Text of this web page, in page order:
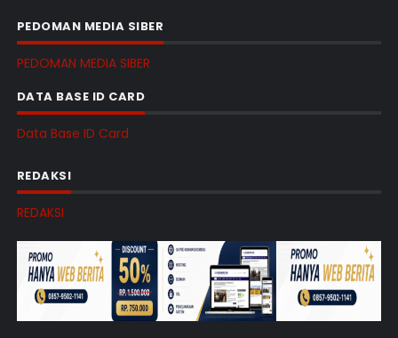
PEDOMAN MEDIA SIBER
PEDOMAN MEDIA SIBER
DATA BASE ID CARD
Data Base ID Card
REDAKSI
REDAKSI